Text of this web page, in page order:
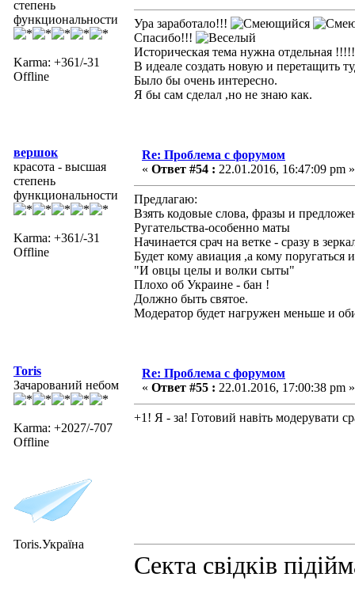
степень
функциональности
Karma: +361/-31
Offline
Ура заработало!!!
Спасибо!!!
Историческая тема нужна отдельная
В идеале создать новую и перетащить
Было бы очень интересно.
Я бы сам сделал ,но не знаю как.
вершок
красота - высшая
степень
функциональности
Karma: +361/-31
Offline
Re: Проблема с форумом
« Ответ #54 : 22.01.2016, 16:47:09 pm »
Предлагаю:
Взять кодовые слова, фразы и
Ругательства-особенно маты
Начинается срач на ветке - сразу в
Будет кому авиация ,а кому поругаться
"И овцы целы и волки сыты"
Плохо об Украине - бан !
Должно быть святое.
Модератор будет нагружен меньше и
Toris
Зачарований небом
Karma: +2027/-707
Offline
Toris.Україна
Re: Проблема с форумом
« Ответ #55 : 22.01.2016, 17:00:38 pm »
+1! Я - за! Готовий навіть модерувати
Секта свідків